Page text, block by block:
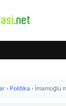
› Politika › İmamoğlu